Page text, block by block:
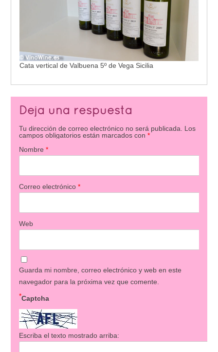
Cata vertical de Valbuena 5º de Vega Sicilia
Deja una respuesta
Tu dirección de correo electrónico no será publicada.
Los
campos obligatorios están marcados con *
Nombre *
Correo electrónico *
Web
Guarda mi nombre, correo electrónico y web en este
navegador para la próxima vez que comente.
Captcha
*
Escriba el texto mostrado arriba: